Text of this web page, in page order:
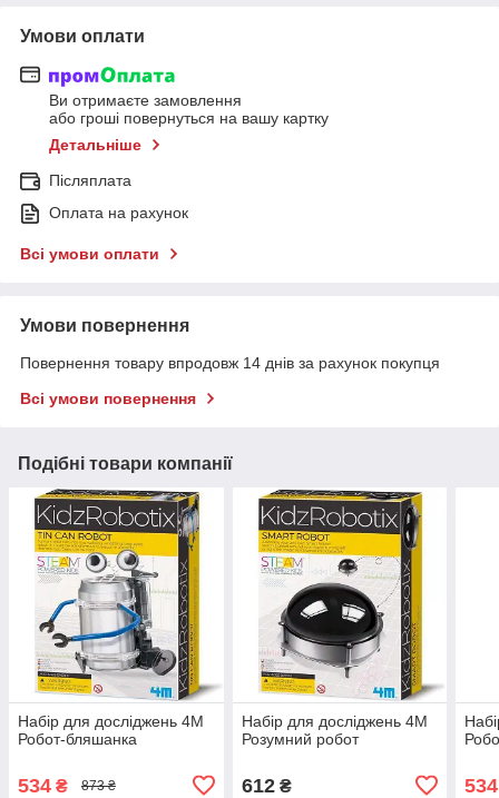
Умови оплати
Ви отримаєте замовлення
або гроші повернуться на вашу картку
Детальніше
Післяплата
Оплата на рахунок
Всі умови оплати
Умови повернення
Повернення товару впродовж 14 днів за рахунок покупця
Всі умови повернення
Подібні товари компанії
Набір для досліджень 4М
Робот-бляшанка
534 ₴ 873 ₴
Набір для досліджень 4М
Розумний робот
612₴ 534